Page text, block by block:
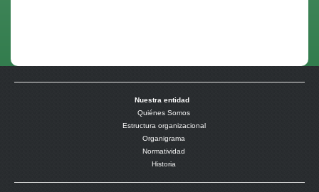
Nuestra entidad
Quiénes Somos
Estructura organizacional
Organigrama
Normatividad
Historia